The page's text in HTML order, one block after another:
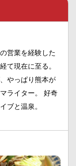
営業を経験した
て現在に至る。
やっぱり熊本が
ライター。 好奇
ブと温泉。